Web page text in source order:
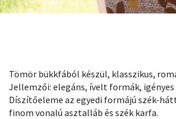
Tömör bükkfából készül, klasszikus,
Jellemzői: elegáns, ívelt formák,
Díszítőeleme az egyedi formájú szék-
finom vonalú asztalláb és szék karfa.